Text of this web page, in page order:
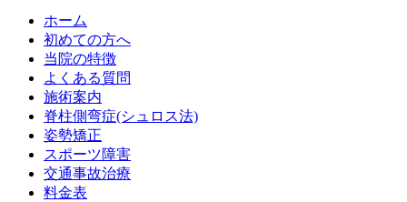
ホーム
初めての方へ
当院の特徴
よくある質問
施術案内
脊柱側弯症(シュロス法)
姿勢矯正
スポーツ障害
交通事故治療
料金表